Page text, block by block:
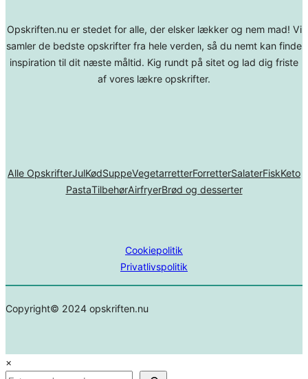
Opskriften.nu er stedet for alle, der elsker lækker og nem mad! Vi
samler de bedste opskrifter fra hele verden, så du nemt kan finde
inspiration til dit næste måltid. Kig rundt på sitet og lad dig friste
af vores lækre opskrifter.
Alle OpskrifterJulKødSuppeVegetarretterForretterSalaterFiskKeto
PastaTilbehørAirfryerBrød og desserter
Cookiepolitik
Privatlivspolitik
Copyright© 2024 opskriften.nu
×